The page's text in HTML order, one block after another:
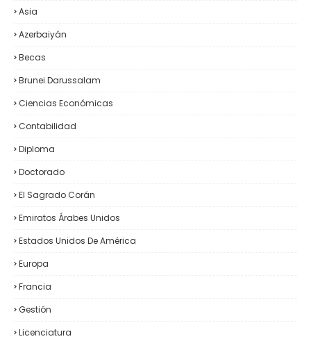
Asia
Azerbaiyán
Becas
Brunei Darussalam
Ciencias Económicas
Contabilidad
Diploma
Doctorado
El Sagrado Corán
Emiratos Árabes Unidos
Estados Unidos De América
Europa
Francia
Gestión
Licenciatura